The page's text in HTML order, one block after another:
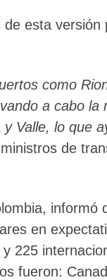
esta versión
como
a cabo la
Valle, lo que
de
informó
en
225
fueron: